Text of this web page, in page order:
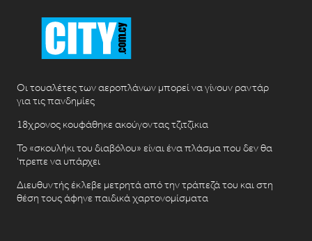
Οι τουαλέτες των αεροπλάνων μπορεί να γίνουν ραντάρ
για τις πανδημίες
18χρονος κουφάθηκε ακούγοντας τζιτζίκια
Το «σκουλήκι του διαβόλου» είναι ένα πλάσμα που δεν θα
‘πρεπε να υπάρχει
Διευθυντής έκλεβε μετρητά από την τράπεζά του και στη
θέση τους άφηνε παιδικά χαρτονομίσματα